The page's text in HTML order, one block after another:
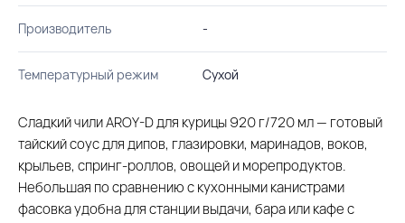
Производитель -
Температурный режим Сухой
Сладкий чили AROY-D для курицы 920 г/720 мл — готовый
тайский соус для дипов, глазировки, маринадов, воков,
крыльев, спринг-роллов, овощей и морепродуктов.
Небольшая по сравнению с кухонными канистрами
фасовка удобна для станции выдачи, бара или кафе с